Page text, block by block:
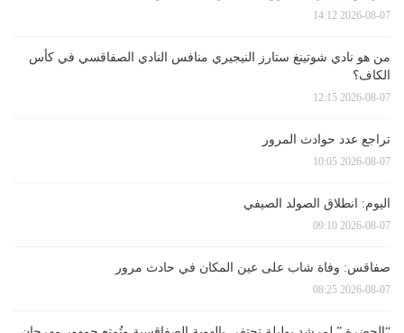
2026-08-07 14:12
من هو نادي شوتينغ ستارز النيجيري منافس النادي الصفاقسي في كأس
الكاف؟
2026-08-07 12:15
تراجع عدد حوادث المرور
2026-08-07 10:05
اليوم: انطلاق الصولد الصيفي
2026-08-07 09:10
صفاقس: وفاة شاب على عين المكان في حادث مرور
2026-08-07 08:25